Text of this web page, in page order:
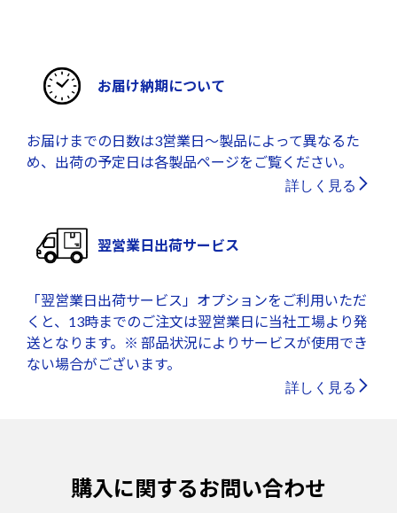
お届け納期について
お届けまでの日数は3営業日～製品によって異なるた
め、出荷の予定日は各製品ページをご覧ください。
詳しく見る
翌営業日出荷サービス
「翌営業日出荷サービス」オプションをご利用いただ
くと、13時までのご注文は翌営業日に当社工場より発
送となります。※ 部品状況によりサービスが使用でき
ない場合がございます。
詳しく見る
購入に関するお問い合わせ